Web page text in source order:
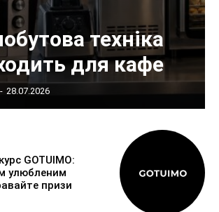
техніка
для кафе
- 28.07.2026
GOTUIMO:
улюбленим
призи